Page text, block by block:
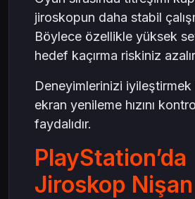
jiroskopun daha stabil
Böylece özellikle yüksek
hedef kaçırma riskiniz
Deneyimlerinizi iyileştirmek
ekran yenileme hızını
faydalıdır.
PlayStation’da
Jiroskop Nişan